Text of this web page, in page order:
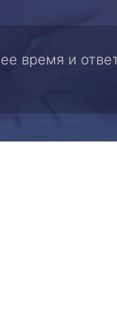
время и